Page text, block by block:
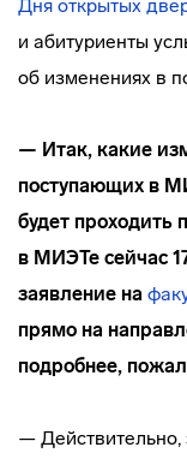
Дня открытых
и абитуриенты
об изменениях в
— Итак, какие
поступающих в
будет проходить
в МИЭТе сейчас
заявление на
прямо на
подробнее,
— Действительно,